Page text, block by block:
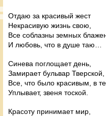
Отдаю за красивый жест
Некрасивую жизнь свою,
Все соблазны земных
И любовь, что в душе таю…
Синева поглощает день,
Замирает бульвар Тверской,
Все, что было красивым, в
Уплывает, звеня тоской.
Красоту принимает мир,